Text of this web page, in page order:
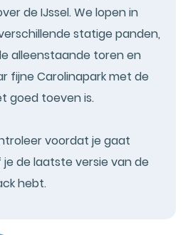
de IJssel. We lopen in
statige panden,
alleenstaande toren en
fijne Carolinapark met de
goed toeven is.
voordat je gaat
de laatste versie van de
hebt.